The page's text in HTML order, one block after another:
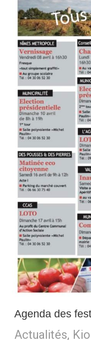
Agenda des
Actualités,